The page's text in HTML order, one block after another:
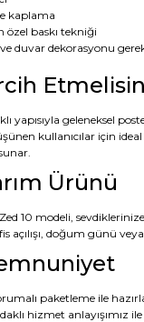
kaplama
baskı tekniği
ve duvar dekorasyonu
yapısıyla geleneksel
kullanıcılar için
Ürünü
10 modeli,
açılışı, doğum günü
paketleme ile
hizmet anlayışımız